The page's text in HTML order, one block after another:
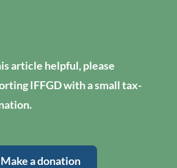
article helpful, please
IFFGD with a small tax-
Make a donation